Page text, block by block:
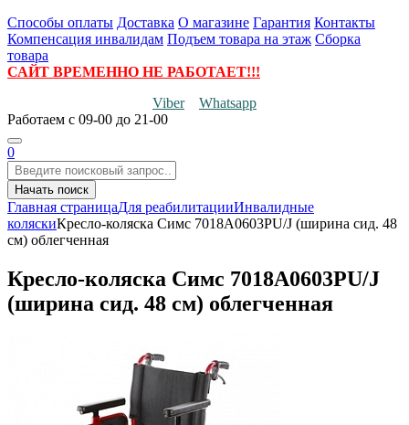
Способы оплаты Доставка О магазине Гарантия Контакты
Компенсация инвалидам Подъем товара на этаж Сборка
товара
САЙТ ВРЕМЕННО НЕ РАБОТАЕТ!!!
Viber
Whatsapp
Работаем с 09-00 до 21-00
0
Начать поиск
Главная страницаДля реабилитацииИнвалидные
коляскиКресло-коляска Симс 7018A0603PU/J (ширина сид. 48
см) облегченная
Кресло-коляска Симс 7018A0603PU/J
(ширина сид. 48 см) облегченная